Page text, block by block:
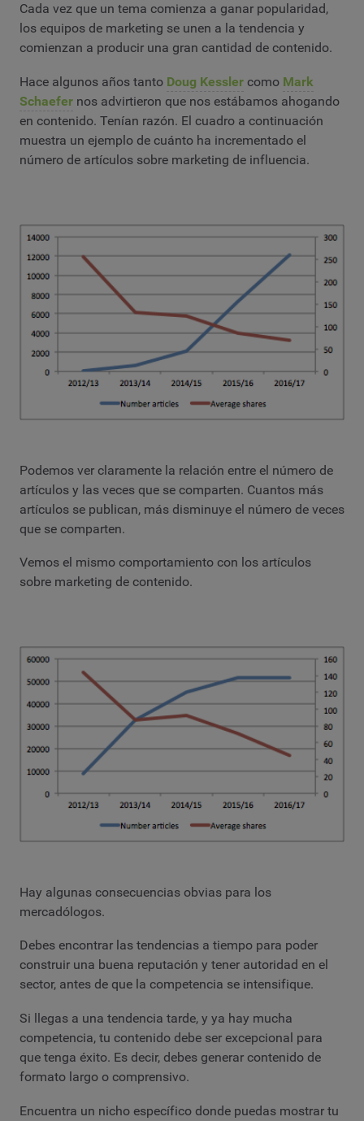
Cada vez que un tema comienza a ganar popularidad,
los equipos de marketing se unen a la tendencia y
comienzan a producir una gran cantidad de contenido.
Hace algunos años tanto Doug Kessler como Mark
Schaefer nos advirtieron que nos estábamos ahogando
en contenido. Tenían razón. El cuadro a continuación
muestra un ejemplo de cuánto ha incrementado el
número de artículos sobre marketing de influencia.
Podemos ver claramente la relación entre el número de
artículos y las veces que se comparten. Cuantos más
artículos se publican, más disminuye el número de veces
que se comparten.
Vemos el mismo comportamiento con los artículos
sobre marketing de contenido.
Hay algunas consecuencias obvias para los
mercadólogos.
Debes encontrar las tendencias a tiempo para poder
construir una buena reputación y tener autoridad en el
sector, antes de que la competencia se intensifique.
Si llegas a una tendencia tarde, y ya hay mucha
competencia, tu contenido debe ser excepcional para
que tenga éxito. Es decir, debes generar contenido de
formato largo o comprensivo.
Encuentra un nicho específico donde puedas mostrar tu